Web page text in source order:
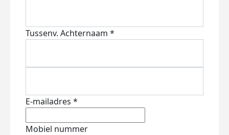
Tussenv. Achternaam *
E-mailadres *
Mobiel nummer